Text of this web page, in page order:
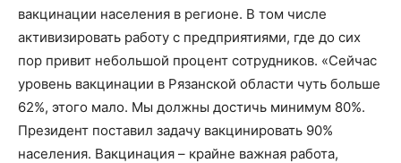
вакцинации населения в регионе. В том числе
активизировать работу с предприятиями, где до сих
пор привит небольшой процент сотрудников. «Сейчас
уровень вакцинации в Рязанской области чуть больше
62%, этого мало. Мы должны достичь минимум 80%.
Президент поставил задачу вакцинировать 90%
населения. Вакцинация – крайне важная работа,